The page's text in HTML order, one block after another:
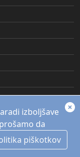
društvo Kozjak
izboljšave
da
piškotkov